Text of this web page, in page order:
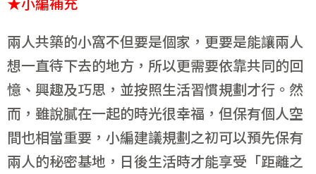
兩人共築的小窩不但要是個家，更要是能讓兩人
想一直待下去的地方，所以更需要依靠共同的回
憶、興趣及巧思，並按照生活習慣規劃才行。然
而，雖說膩在一起的時光很幸福，但保有個人空
間也相當重要，小編建議規劃之初可以預先保有
兩人的秘密基地，日後生活時才能享受「距離之